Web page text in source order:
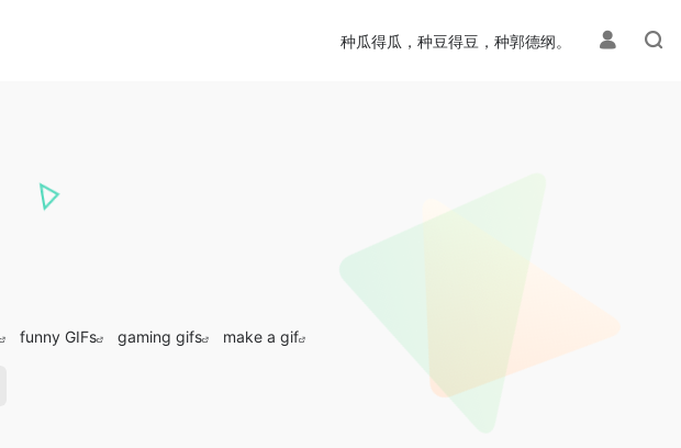
种瓜得瓜，种豆得豆，种郭德纲。
funny GIFs gaming gifs make a gif